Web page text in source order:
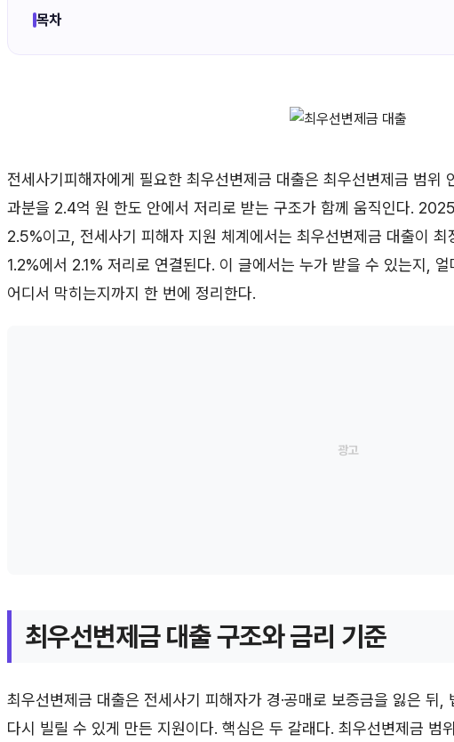
목차
전세사기피해자에게 필요한 최우선변제금 대출은 최우선변제금 범위
과분을 2.4억 원 한도 안에서 저리로 받는 구조가 함께 움직인다.
2.5%이고, 전세사기 피해자 지원 체계에서는 최우선변제금 대출이
1.2%에서 2.1% 저리로 연결된다. 이 글에서는 누가 받을 수 있는지,
어디서 막히는지까지 한 번에 정리한다.
최우선변제금 대출 구조와 금리 기준
최우선변제금 대출은 전세사기 피해자가 경·공매로 보증금을 잃은 뒤,
다시 빌릴 수 있게 만든 지원이다. 핵심은 두 갈래다. 최우선변제금 범